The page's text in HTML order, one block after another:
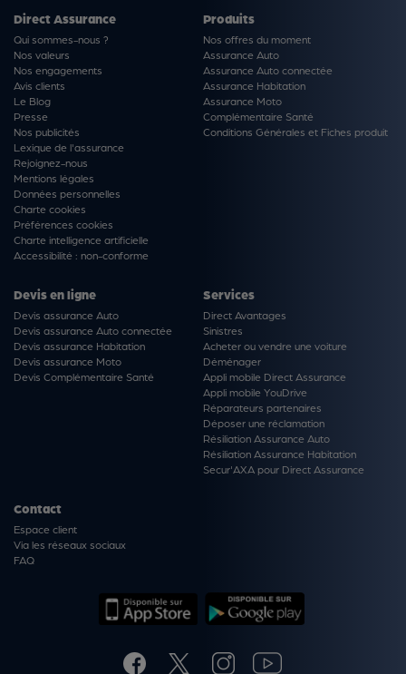
Direct Assurance
Qui sommes-nous ?
Nos valeurs
Nos engagements
Avis clients
Le Blog
Presse
Nos publicités
Lexique de l'assurance
Rejoignez-nous
Mentions légales
Données personnelles
Charte cookies
Préférences cookies
Charte intelligence artificielle
Accessibilité : non-conforme
Produits
Nos offres du moment
Assurance Auto
Assurance Auto connectée
Assurance Habitation
Assurance Moto
Complémentaire Santé
Conditions Générales et Fiches produit
Devis en ligne
Devis assurance Auto
Devis assurance Auto connectée
Devis assurance Habitation
Devis assurance Moto
Devis Complémentaire Santé
Services
Direct Avantages
Sinistres
Acheter ou vendre une voiture
Déménager
Appli mobile Direct Assurance
Appli mobile YouDrive
Réparateurs partenaires
Déposer une réclamation
Résiliation Assurance Auto
Résiliation Assurance Habitation
Secur'AXA pour Direct Assurance
Contact
Espace client
Via les réseaux sociaux
FAQ